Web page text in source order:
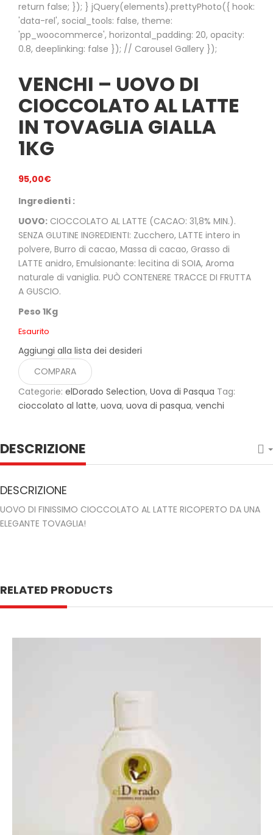
return false; }); } jQuery(elements).prettyPhoto({ hook:
'data-rel', social_tools: false, theme:
'pp_woocommerce', horizontal_padding: 20, opacity:
0.8, deeplinking: false }); // Carousel Gallery });
VENCHI – UOVO DI
CIOCCOLATO AL LATTE
IN TOVAGLIA GIALLA
1KG
95,00€
Ingredienti :
UOVO: CIOCCOLATO AL LATTE (CACAO: 31,8% MIN.).
SENZA GLUTINE INGREDIENTI: Zucchero, LATTE intero in
polvere, Burro di cacao, Massa di cacao, Grasso di
LATTE anidro, Emulsionante: lecitina di SOIA, Aroma
naturale di vaniglia. PUÒ CONTENERE TRACCE DI FRUTTA
A GUSCIO.
Peso 1Kg
Esaurito
Aggiungi alla lista dei desideri
COMPARA
Categorie: elDorado Selection, Uova di Pasqua Tag:
cioccolato al latte, uova, uova di pasqua, venchi
DESCRIZIONE
DESCRIZIONE
UOVO DI FINISSIMO CIOCCOLATO AL LATTE RICOPERTO DA UNA
ELEGANTE TOVAGLIA!
RELATED PRODUCTS